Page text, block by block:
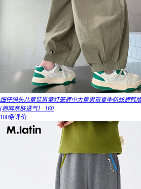
细仔码头儿童装男童灯笼裤中大童男孩夏季防蚊裤韩
(棉麻亲肤透气） 160
100条评价